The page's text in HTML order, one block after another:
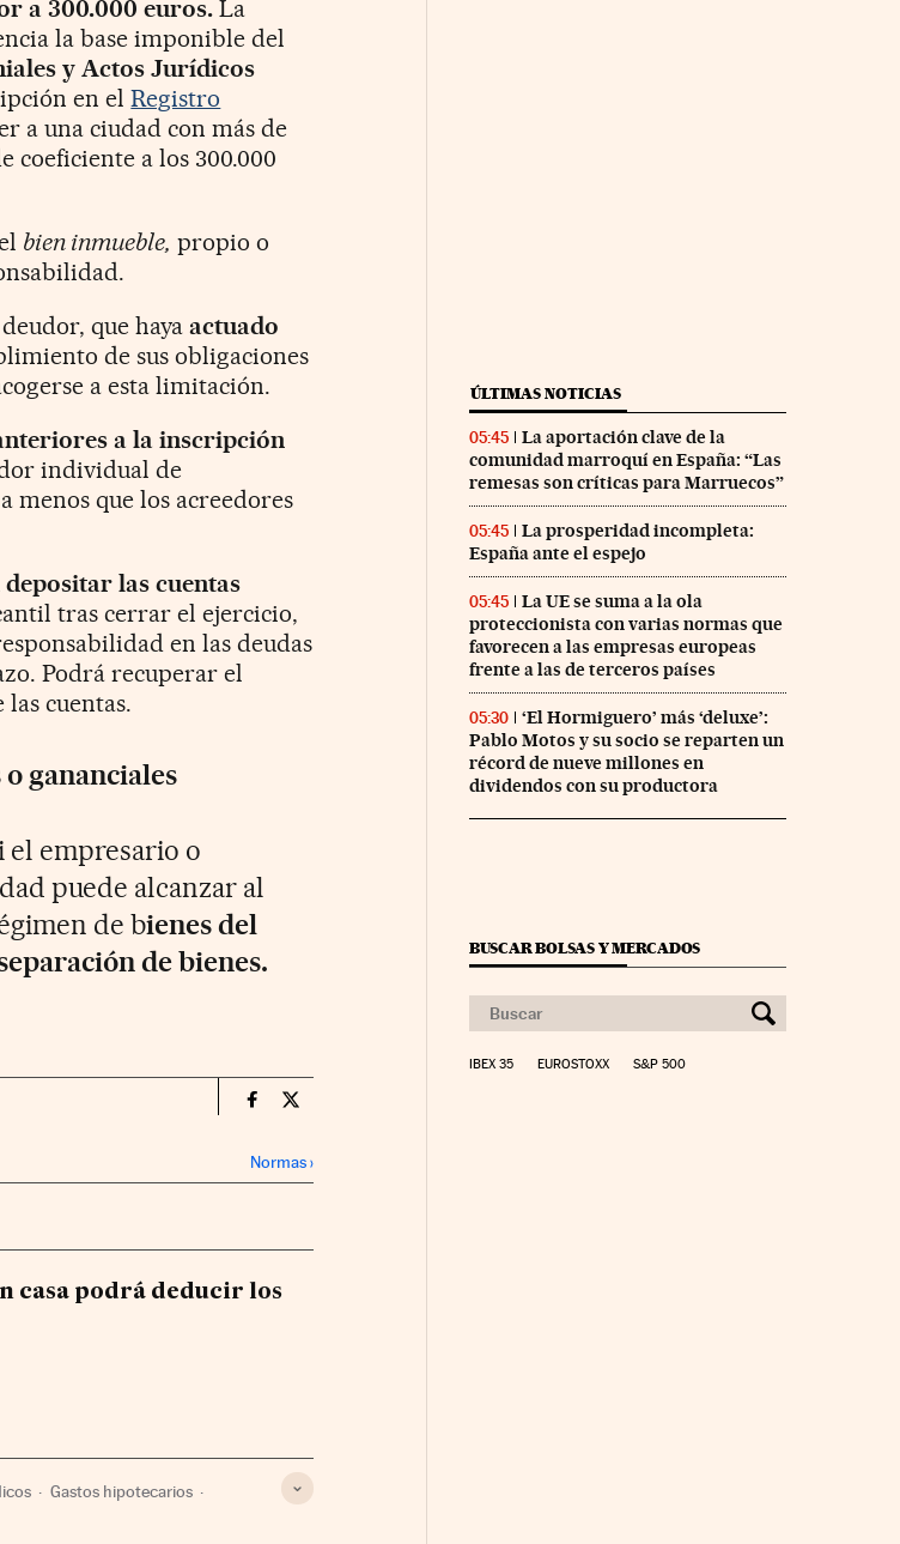
a 300.000 euros. La
la base imponible del
y Actos Jurídicos
en elRegistro
a una ciudad con más de
coeficiente a los 300.000
bien inmueble, propio o
que hayaactuado
de sus obligaciones
a esta limitación.
a la inscripción
individual de
que los acreedores
depositar las cuentas
tras cerrar el ejercicio,
en las deudas
Podrá recuperar el
cuentas.
gananciales
el empresario o
puede alcanzar al
de bienes del
de bienes.
Territorio Pyme Cinco Días en Facebook
Territorio Pyme Cinco Días en Twitter
Normas›
casa podrá deducir los
Gastos hipotecarios
ÚLTIMAS NOTICIAS
05:45
La aportación clave de la
comunidad marroquí en España: “Las
remesas son críticas para Marruecos”
05:45
La prosperidad incompleta:
España ante el espejo
05:45
La UE se suma a la ola
proteccionista con varias normas que
favorecen a las empresas europeas
frente a las de terceros países
05:30
‘El Hormiguero’ más ‘deluxe’:
Pablo Motos y su socio se reparten un
récord de nueve millones en
dividendos con su productora
BUSCAR BOLSAS Y MERCADOS
IBEX 35 EUROSTOXX S&P 500